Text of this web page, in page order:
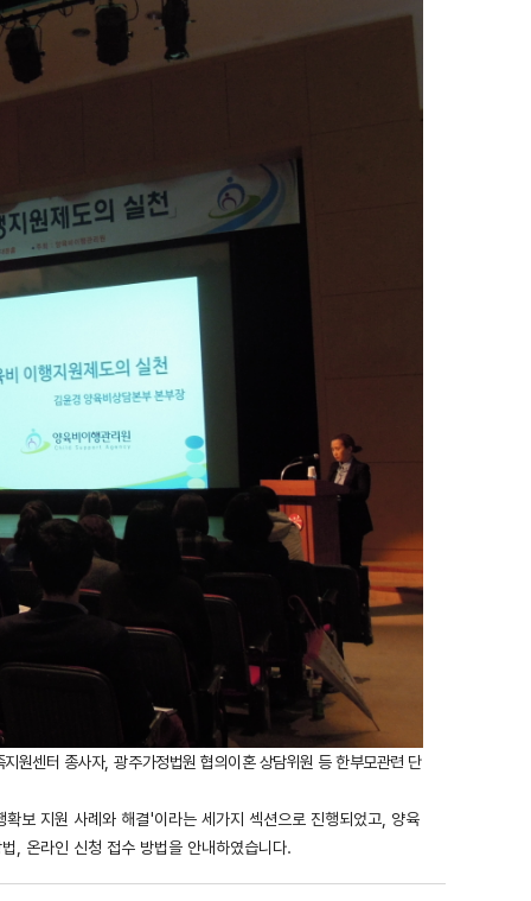
지원센터 종사자, 광주가정법원 협의이혼 상담위원 등 한부모관련 단
보 지원 사례와 해결'이라는 세가지 섹션으로 진행되었고, 양육
, 온라인 신청 접수 방법을 안내하였습니다.